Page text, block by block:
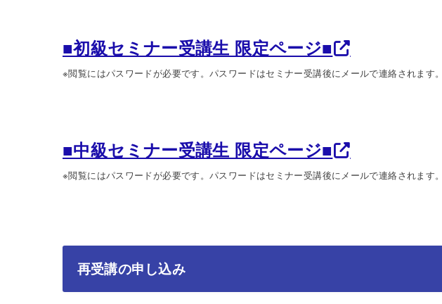
■初級セミナー受講生 限定ページ■
※閲覧にはパスワードが必要です。パスワードはセミナー受講後にメールで連絡されます。
■中級セミナー受講生 限定ページ■
※閲覧にはパスワードが必要です。パスワードはセミナー受講後にメールで連絡されます。
再受講の申し込み